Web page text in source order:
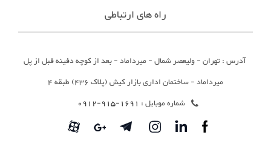
راه های ارتباطی
آدرس : تهران - ولیعصر شمال - میرداماد - بعد از کوچه دفینه قبل از پل
میرداماد - ساختمان اداری بازار کیش (پلاک 436) طبقه 4
شماره موبایل : 1691-915-0912